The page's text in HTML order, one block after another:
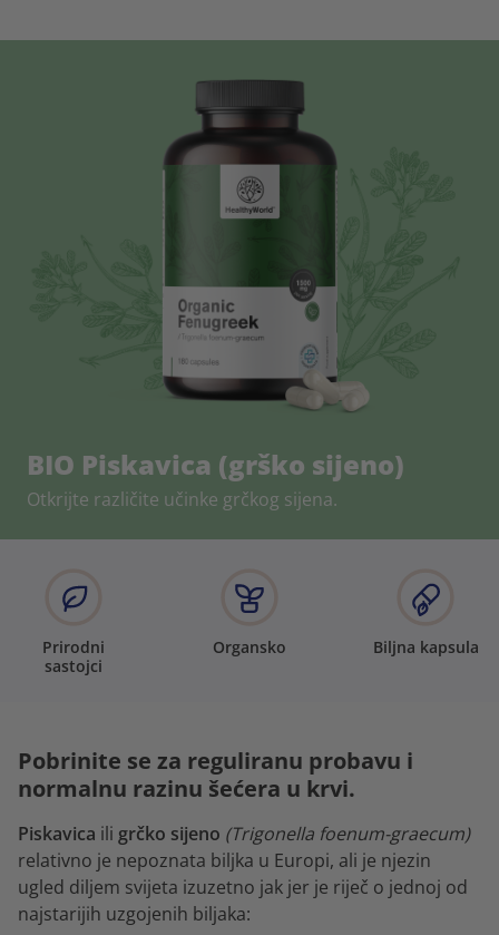
BIO Piskavica (grško sijeno)
Otkrijte različite učinke grčkog sijena.
Prirodni
sastojci
Organsko Biljna kapsula
Pobrinite se za reguliranu probavu i
normalnu razinu šećera u krvi.
Piskavica ili grčko sijeno (Trigonella foenum-graecum)
relativno je nepoznata biljka u Europi, ali je njezin
ugled diljem svijeta izuzetno jak jer je riječ o jednoj od
najstarijih uzgojenih biljaka: